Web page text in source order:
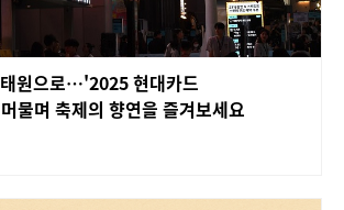
원으로…'2025 현대카드
물며 축제의 향연을 즐겨보세요